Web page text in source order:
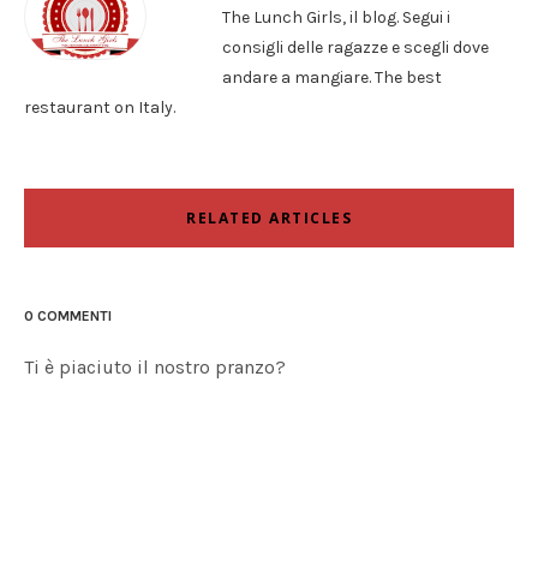
The Lunch Girls, il blog. Segui i
consigli delle ragazze e scegli dove
andare a mangiare. The best
restaurant on Italy.
RELATED ARTICLES
0 COMMENTI
Ti è piaciuto il nostro pranzo?